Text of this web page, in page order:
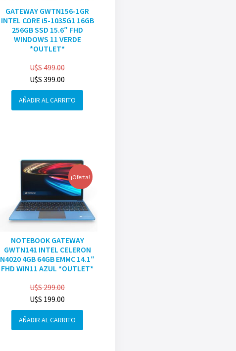
GATEWAY GWTN156-1GR
INTEL CORE i5-1035G1 16GB
256GB SSD 15.6″ FHD
WINDOWS 11 VERDE
*OUTLET*
U$S499.00
U$S 399.00
AÑADIR AL CARRITO
¡Oferta!
NOTEBOOK GATEWAY
GWTN141 INTEL CELERON
N4020 4GB 64GB EMMC 14.1″
FHD WIN11 AZUL *OUTLET*
U$S299.00
U$S 199.00
AÑADIR AL CARRITO